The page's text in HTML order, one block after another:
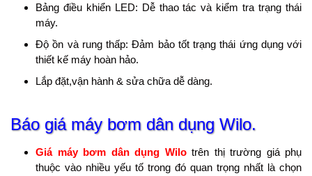
Bảng điều khiển LED: Dễ thao tác và kiểm tra trạng thái
máy.
Độ ồn và rung thấp: Đảm bảo tốt trạng thái ứng dụng với
thiết kế máy hoàn hảo.
Lắp đặt,vận hành & sửa chữa dễ dàng.
Báo giá máy bơm dân dụng Wilo.
Giá máy bơm dân dụng Wilotrên thị trường giá phụ
thuộc vào nhiều yếu tố trong đó quan trọng nhất là chọn